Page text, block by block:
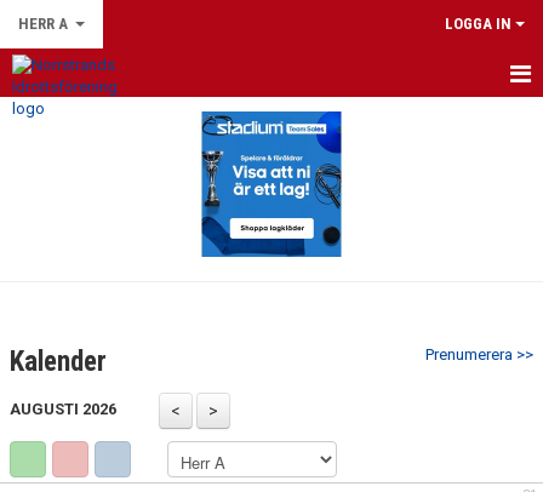
HERR A LOGGA IN
HEM
KONTAKT
Prenumerera >>
Kalender
AUGUSTI 2026